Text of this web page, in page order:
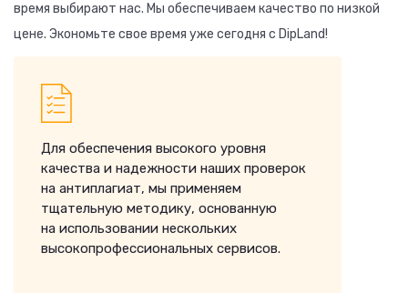
время выбирают нас. Мы обеспечиваем качество по низкой
цене. Экономьте свое время уже сегодня с DipLand!
Для обеспечения высокого уровня
качества и надежности наших проверок
на антиплагиат, мы применяем
тщательную методику, основанную
на использовании нескольких
высокопрофессиональных сервисов.